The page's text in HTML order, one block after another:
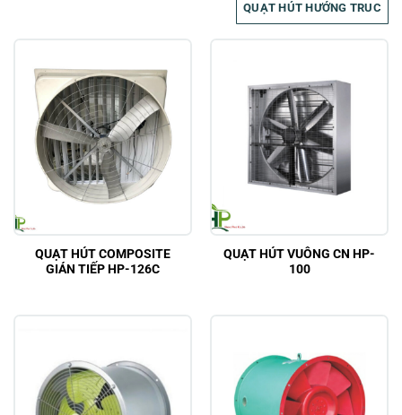
QUẠT HÚT HƯỚNG TRUC
QUẠT HÚT COMPOSITE
GIÁN TIẾP HP-126C
QUẠT HÚT VUÔNG CN HP-
100